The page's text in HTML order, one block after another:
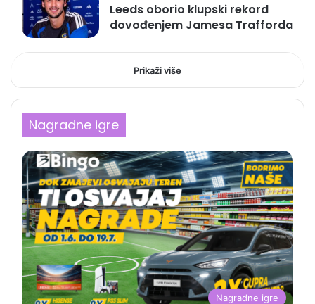
Leeds oborio klupski rekord
dovođenjem Jamesa Trafforda
Prikaži više
Nagradne igre
Nagradne igre